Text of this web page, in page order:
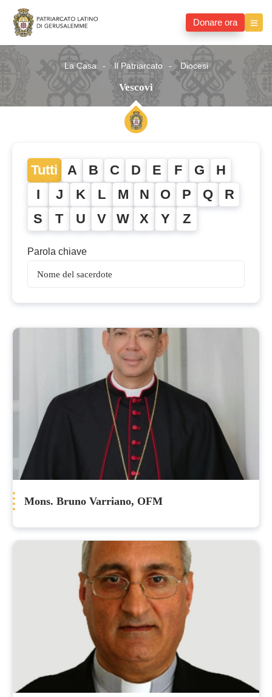
Donare ora
La Casa Il Patriarcato Diocesi
Vescovi
Tutti A B C D E F G H
I J K L M N O P Q R
S T U V W X Y Z
Parola chiave
Vescovi
Mons. Bruno Varriano, OFM